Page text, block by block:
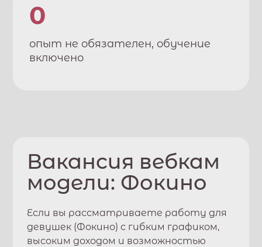
0
опыт не обязателен, обучение
включено
Вакансия вебкам
модели: Фокино
Если вы рассматриваете работу для
девушек (Фокино) с гибким графиком,
высоким доходом и возможностью